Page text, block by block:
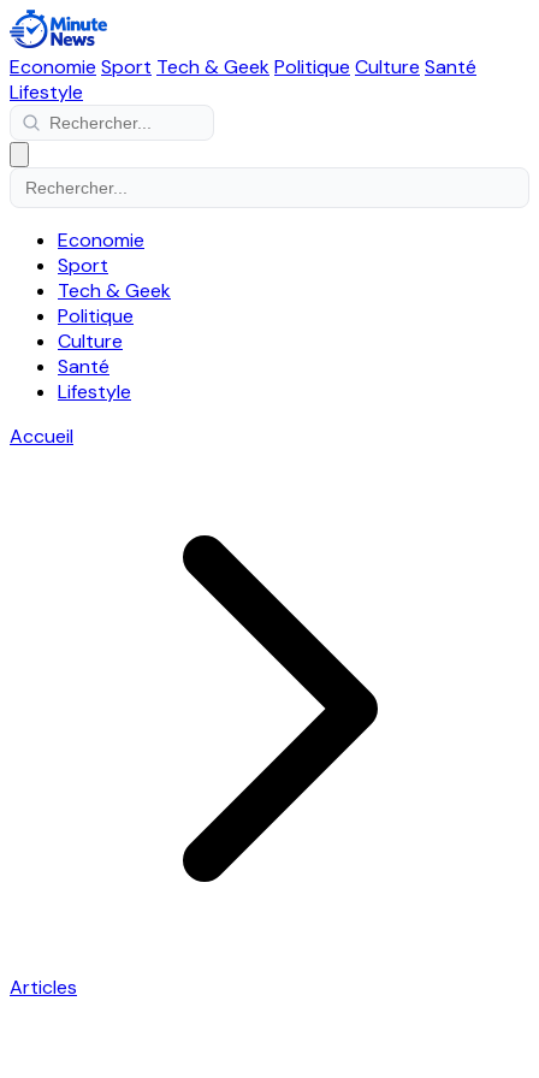
Economie Sport Tech & GeekPolitique Culture Santé
Lifestyle
Economie
Sport
Tech & Geek
Politique
Culture
Santé
Lifestyle
Accueil
Articles